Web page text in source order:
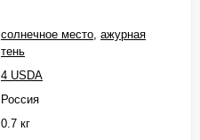
солнечное место, ажурная
тень
4 USDA
Россия
0.7 кг